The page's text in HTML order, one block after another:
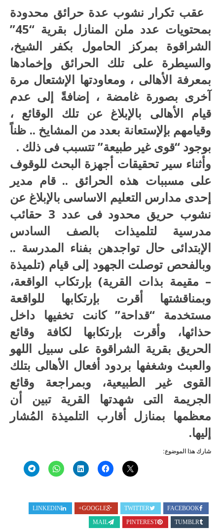
احدي
القري
مغلقة
عقب تكرار نشوب عدة حرائق محدودة
بمحتويات عدد ملن المنازل بقرية “45”
الشراقوة بمركز الحامول بكفر الشيخ،
والسيطرة على تلك الحرائق وإخمادها
بمعرفة الأهالى ، ومعاودتها الإشتعال مرة
آخرى بصورة غامضة ، إضافةً إلى عدم
قيام الأهالى بالإبلاغ عن تلك الوقائع ،
وقيامهم بإلإستعانة بعدد من المشايخ .. ظناً
بوجود “قوى غير طبيعة” تتسبب فى ذلك .
وأثناء سير تحقيقات أجهزة البحث للوقوف
على مسببات هذه الحرائق .. قام مدير
إحدى مدارس التعليم الاساسى بالإبلاغ عن
نشوب حريق محدود فى عدد 3 حقائب
مدرسية لتلميذات بالصف السادس
الإبتدائى حال تواجدهن بفناء المدرسة ..
وبالفحص توصلت الجهود إلى قيام (تلميذة
– مقيمة بذات القرية) بإرتكاب الواقعة،
وبمناقشتها أقرت بإرتكابها للواقعة
مستخدمة “قداحة” كانت تخفيها داخل
حذائها، وأقرت بإرتكابها لكافة وقائع
الحريق بقرية الشراقوة على سبيل اللهو
والعبث وشغفها بردود أفعال الأهالى بتلك
القوى غير الطبيعية، وبمراجعة وقائع
الجريمة التى شهدتها القرية تبين أن
معظمها بمنازل أقارب التلميذة المُشار
إليها.
شارك هذا الموضوع:
FACEBOOK
TWITTER
GOOGLE+
LINKEDIN
TUMBLR
PINTEREST
MAIL